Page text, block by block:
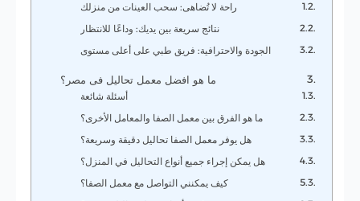
راحة لا تُضاهى: سحب العينات من منزلك
نتائج سريعة بين يديك: وداعًا للانتظار
الجودة والاحترافية: فريق طبي على أعلى مستوى
ما هو افضل معمل تحاليل فى مصر؟
ما هو الفرق بين معمل الصفا والمعامل الأخرى؟
هل يوفر معمل الصفا تحاليل دقيقة وسريعة؟
هل يمكن إجراء جميع أنواع التحاليل في المنزل؟
كيف يمكنني التواصل مع معمل الصفا؟